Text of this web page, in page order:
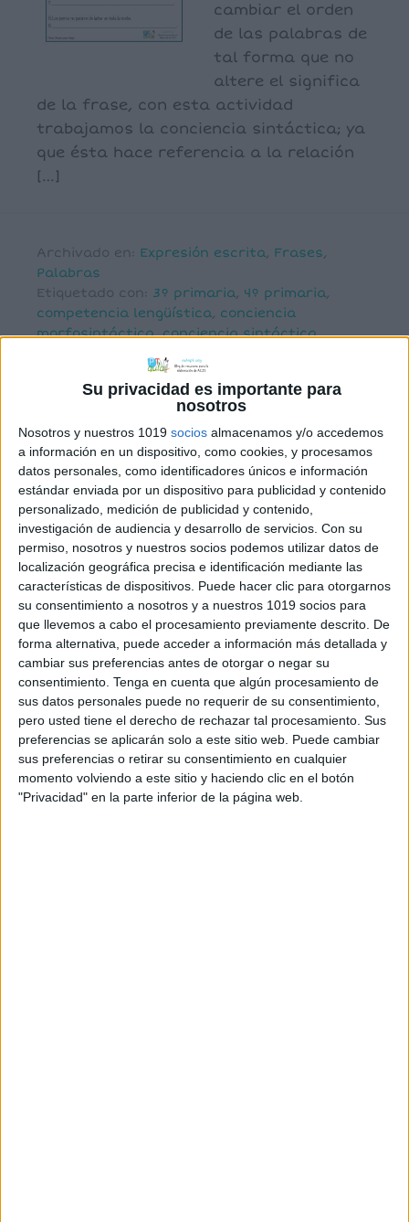
Su privacidad es importante para
nosotros
Nosotros y nuestros 1019 socios almacenamos y/o accedemos
a información en un dispositivo, como cookies, y procesamos
datos personales, como identificadores únicos e información
estándar enviada por un dispositivo para publicidad y contenido
personalizado, medición de publicidad y contenido,
investigación de audiencia y desarrollo de servicios. Con su
permiso, nosotros y nuestros socios podemos utilizar datos de
localización geográfica precisa e identificación mediante las
características de dispositivos. Puede hacer clic para otorgarnos
su consentimiento a nosotros y a nuestros 1019 socios para
que llevemos a cabo el procesamiento previamente descrito. De
forma alternativa, puede acceder a información más detallada y
cambiar sus preferencias antes de otorgar o negar su
consentimiento. Tenga en cuenta que algún procesamiento de
sus datos personales puede no requerir de su consentimiento,
pero usted tiene el derecho de rechazar tal procesamiento. Sus
preferencias se aplicarán solo a este sitio web. Puede cambiar
sus preferencias o retirar su consentimiento en cualquier
momento volviendo a este sitio y haciendo clic en el botón
"Privacidad" en la parte inferior de la página web.
cambiar el orden
de las palabras de
tal forma que no
altere el significa
de la frase, con esta actividad
trabajamos la conciencia sintáctica; ya
que ésta hace referencia a la relación
[…]
Archivado en: Expresión escrita, Frases,
Palabras
Etiquetado con: 3º primaria, 4º primaria,
competencia lengüística, conciencia
morfosintáctica,conciencia sintáctica
Definiciones sencillas
de palabras
2 junio, 2020byMaría Dejar un comentario
En las siguientes
fichas vamos a
trabajar con
definiciones de
palabras; la
actividad consta
de dos partes, en
la primera hay que
averiguar de qué
palabra se trata a
partir de una